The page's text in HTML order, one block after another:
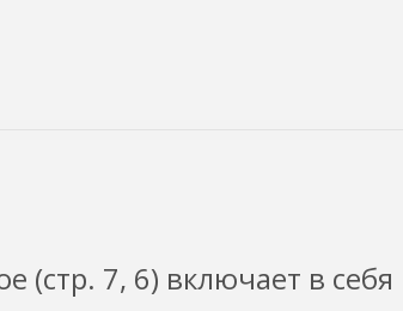
(стр. 7, 6) включает в себя